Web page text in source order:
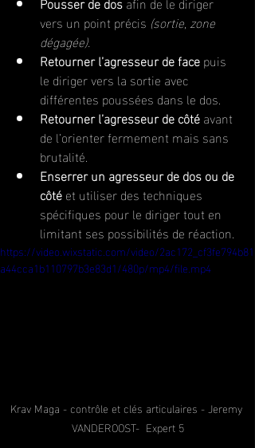
vers un point précis (sortie, zone
dégagée).
Retourner l’agresseur de face puis
le diriger vers la sortie avec
différentes poussées dans le dos.
Retourner l’agresseur de côté avant
de l’orienter fermement mais sans
brutalité.
Enserrer un agresseur de dos ou de
côté et utiliser des techniques
spécifiques pour le diriger tout en
limitant ses possibilités de réaction.
https://video.wixstatic.com/video/2ac172_cf3fe794b81
a44cca1b110797b3e83d1/480p/mp4/file.mp4
Krav Maga - contrôle et clés articulaires - Jeremy
VANDEROOST-  Expert 5